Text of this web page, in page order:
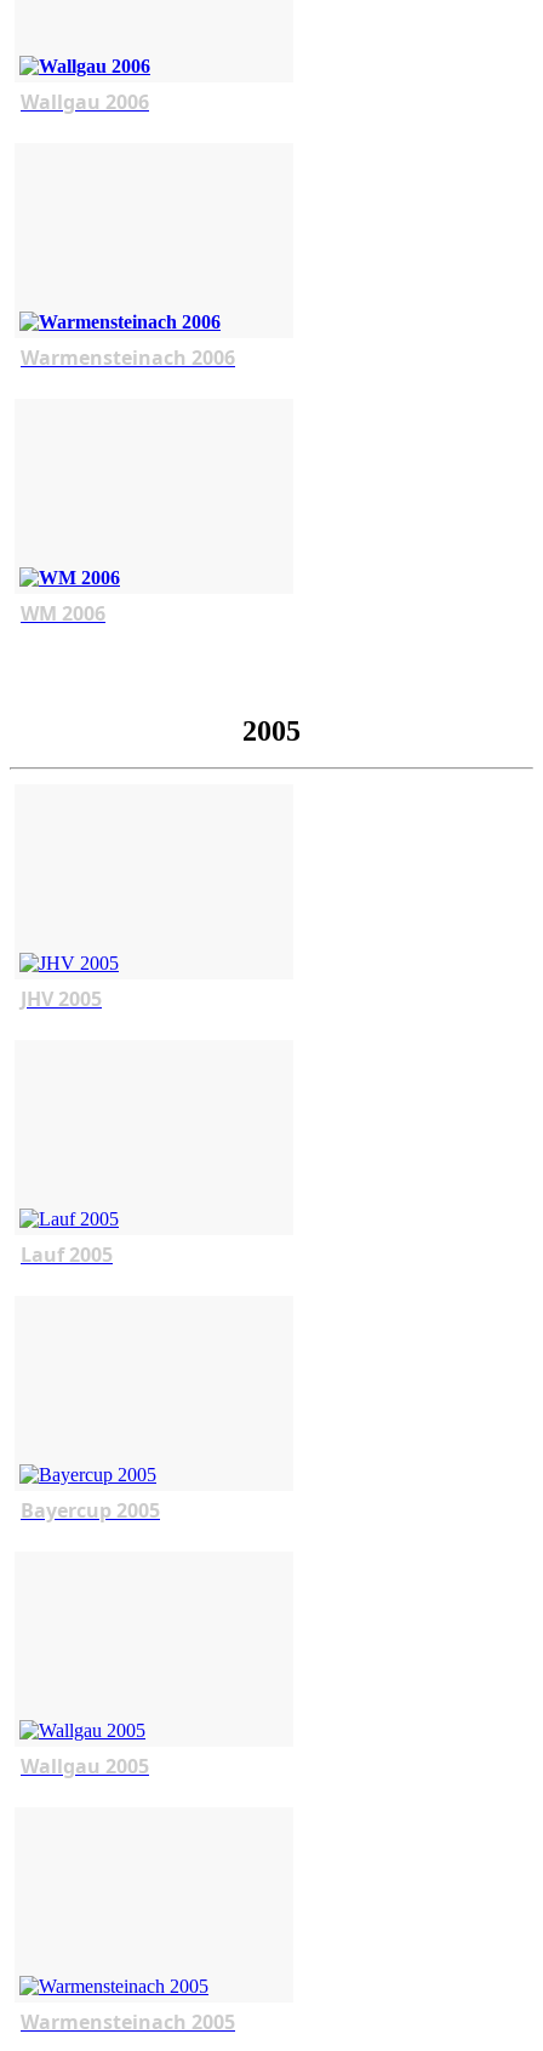
Wallgau 2006
Warmensteinach 2006
WM 2006
2005
JHV 2005
Lauf 2005
Bayercup 2005
Wallgau 2005
Warmensteinach 2005